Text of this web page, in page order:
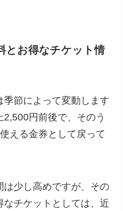
とお得なチケット情
季節によって変動します
円前後で、そのう
える金券として戻って
は少し高めですが、その
チケットとしては、近